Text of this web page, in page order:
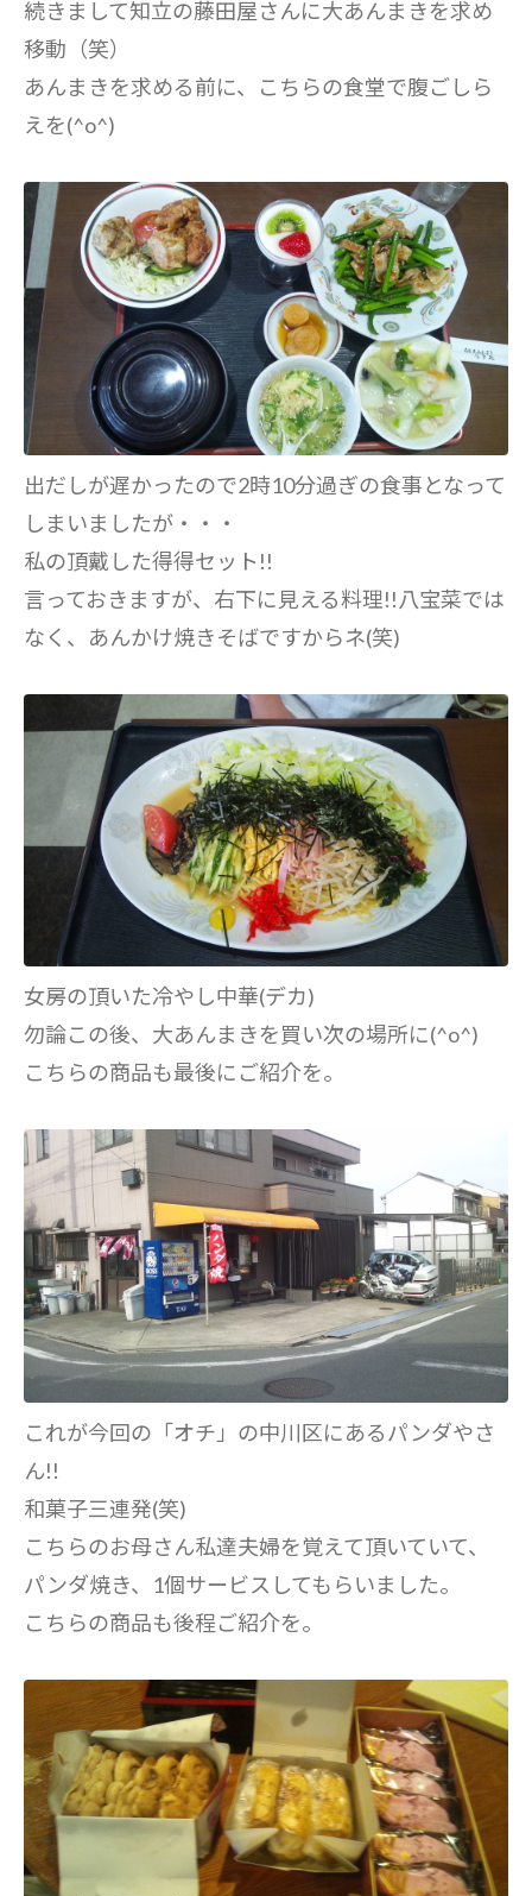
続きまして知立の藤田屋さんに大あんまきを求め
移動（笑）
あんまきを求める前に、こちらの食堂で腹ごしら
えを(^o^)
出だしが遅かったので2時10分過ぎの食事となって
しまいましたが・・・
私の頂戴した得得セット!!
言っておきますが、右下に見える料理!!八宝菜では
なく、あんかけ焼きそばですからネ(笑)
女房の頂いた冷やし中華(デカ)
勿論この後、大あんまきを買い次の場所に(^o^)
こちらの商品も最後にご紹介を。
これが今回の「オチ」の中川区にあるパンダやさ
ん!!
和菓子三連発(笑)
こちらのお母さん私達夫婦を覚えて頂いていて、
パンダ焼き、1個サービスしてもらいました。
こちらの商品も後程ご紹介を。